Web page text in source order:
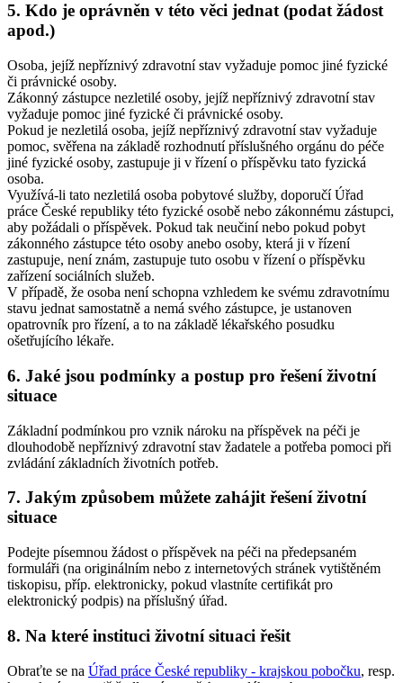
5. Kdo je oprávněn v této věci jednat (podat žádost
apod.)
Osoba, jejíž nepříznivý zdravotní stav vyžaduje pomoc jiné fyzické
či právnické osoby.
Zákonný zástupce nezletilé osoby, jejíž nepříznivý zdravotní stav
vyžaduje pomoc jiné fyzické či právnické osoby.
Pokud je nezletilá osoba, jejíž nepříznivý zdravotní stav vyžaduje
pomoc, svěřena na základě rozhodnutí příslušného orgánu do péče
jiné fyzické osoby, zastupuje ji v řízení o příspěvku tato fyzická
osoba.
Využívá-li tato nezletilá osoba pobytové služby, doporučí Úřad
práce České republiky této fyzické osobě nebo zákonnému zástupci,
aby požádali o příspěvek. Pokud tak neučiní nebo pokud pobyt
zákonného zástupce této osoby anebo osoby, která ji v řízení
zastupuje, není znám, zastupuje tuto osobu v řízení o příspěvku
zařízení sociálních služeb.
V případě, že osoba není schopna vzhledem ke svému zdravotnímu
stavu jednat samostatně a nemá svého zástupce, je ustanoven
opatrovník pro řízení, a to na základě lékařského posudku
ošetřujícího lékaře.
6. Jaké jsou podmínky a postup pro řešení životní
situace
Základní podmínkou pro vznik nároku na příspěvek na péči je
dlouhodobě nepříznivý zdravotní stav žadatele a potřeba pomoci při
zvládání základních životních potřeb.
7. Jakým způsobem můžete zahájit řešení životní
situace
Podejte písemnou žádost o příspěvek na péči na předepsaném
formuláři (na originálním nebo z internetových stránek vytištěném
tiskopisu, příp. elektronicky, pokud vlastníte certifikát pro
elektronický podpis) na příslušný úřad.
8. Na které instituci životní situaci řešit
Obraťte se na Úřad práce České republiky - krajskou pobočku, resp.